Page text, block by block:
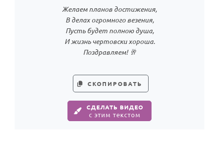
Желаем планов достижения,
В делах огромного везения,
Пусть будет полною душа,
И жизнь чертовски хороша.
Поздравляем! 🥂
СКОПИРОВАТЬ
СДЕЛАТЬ ВИДЕО
с этим текстом